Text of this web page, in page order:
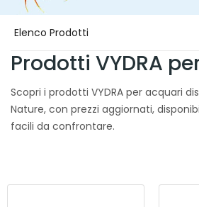
Elenco Prodotti
Prodotti VYDRA
Scopri i prodotti VYDRA per acquari
Nature, con prezzi aggiornati,
facili da confrontare.